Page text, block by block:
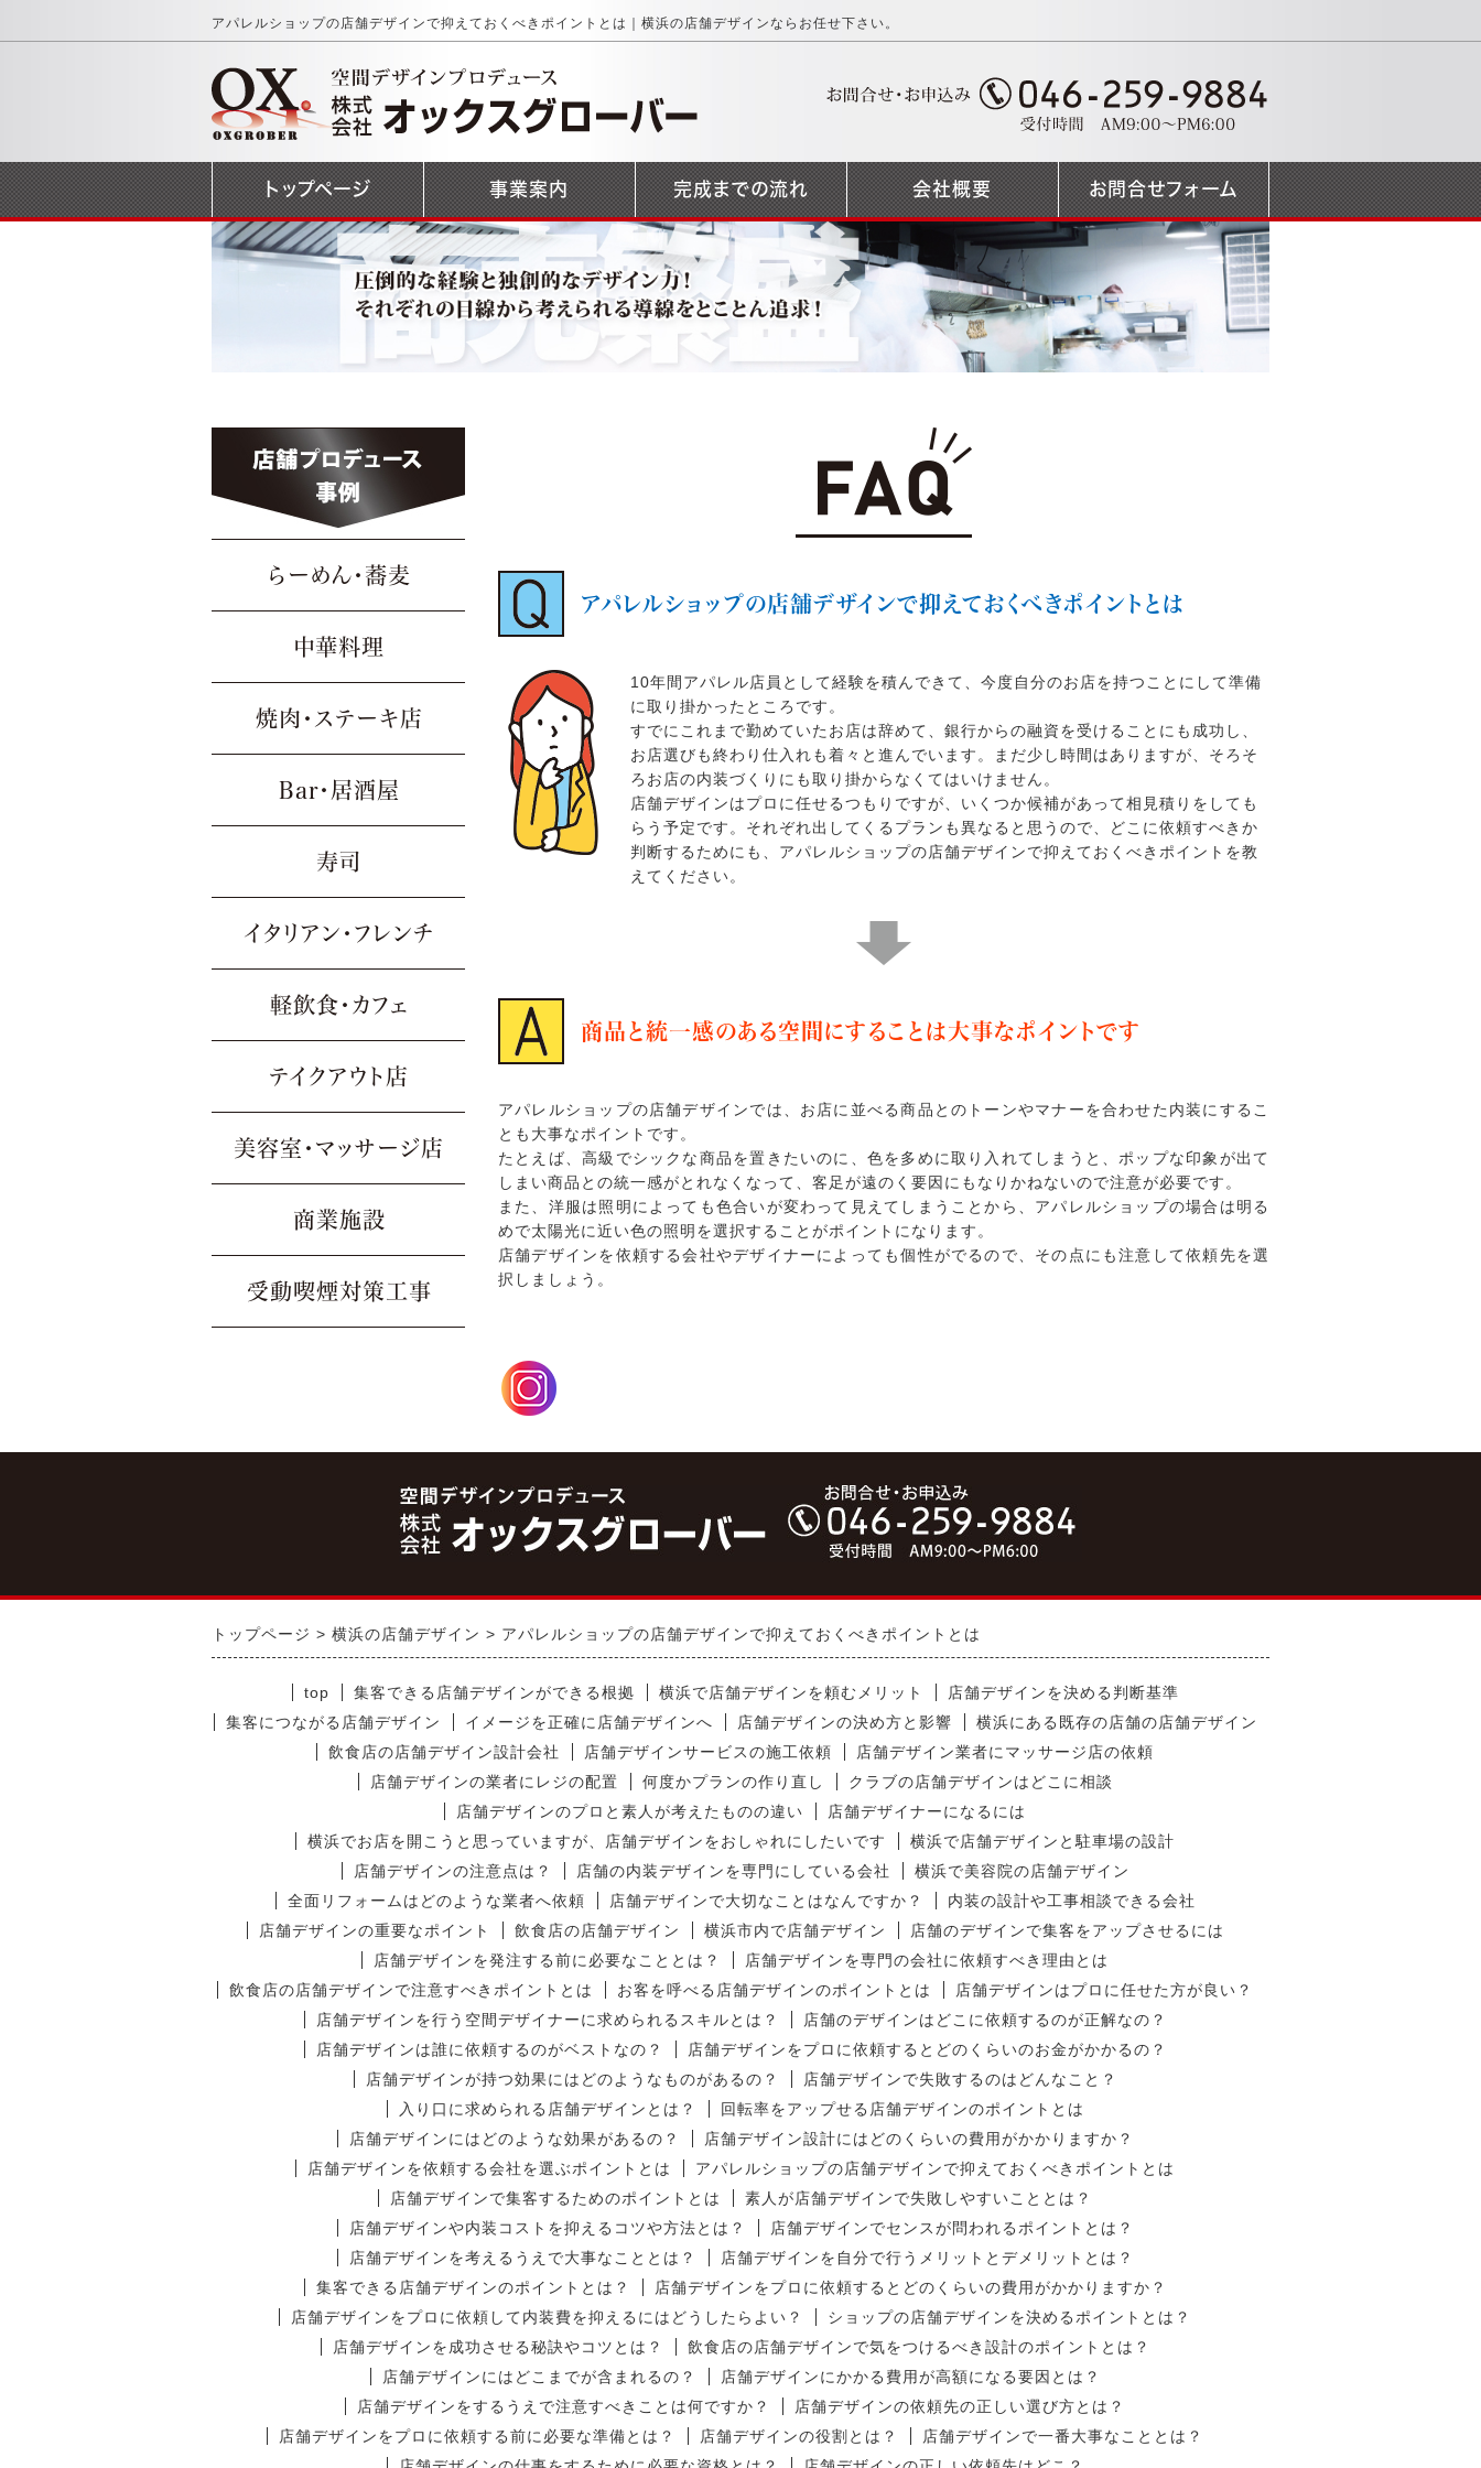
アパレルショップの店舗デザインで抑えておくべきポイントとは｜横浜の店舗デザインならお任せ下さい。
トップページ 事業案内 完成までの流れ 会社概要 お問合せフォーム
らーめん・蕎麦
中華料理
焼肉・ステーキ店
Bar・居酒屋
寿司
イタリアン・フレンチ
軽飲食・カフェ
テイクアウト店
美容室・マッサージ店
商業施設
受動喫煙対策工事
アパレルショップの店舗デザインで抑えておくべきポイントとは
10年間アパレル店員として経験を積んできて、今度自分のお店を持つことにして準備
に取り掛かったところです。
すでにこれまで勤めていたお店は辞めて、銀行からの融資を受けることにも成功し、
お店選びも終わり仕入れも着々と進んでいます。まだ少し時間はありますが、そろそ
ろお店の内装づくりにも取り掛からなくてはいけません。
店舗デザインはプロに任せるつもりですが、いくつか候補があって相見積りをしても
らう予定です。それぞれ出してくるプランも異なると思うので、どこに依頼すべきか
判断するためにも、アパレルショップの店舗デザインで抑えておくべきポイントを教
えてください。
商品と統一感のある空間にすることは大事なポイントです
アパレルショップの店舗デザインでは、お店に並べる商品とのトーンやマナーを合わせた内装にするこ
とも大事なポイントです。
たとえば、高級でシックな商品を置きたいのに、色を多めに取り入れてしまうと、ポップな印象が出て
しまい商品との統一感がとれなくなって、客足が遠のく要因にもなりかねないので注意が必要です。
また、洋服は照明によっても色合いが変わって見えてしまうことから、アパレルショップの場合は明る
めで太陽光に近い色の照明を選択することがポイントになります。
店舗デザインを依頼する会社やデザイナーによっても個性がでるので、その点にも注意して依頼先を選
択しましょう。
トップページ 横浜の店舗デザイン アパレルショップの店舗デザインで抑えておくべきポイントとは
top 集客できる店舗デザインができる根拠 横浜で店舗デザインを頼むメリット
店舗デザインを決める判断基準
集客につながる店舗デザイン
イメージを正確に店舗デザインへ 店舗デザインの決め方と影響
横浜にある既存の店舗の店舗デザイン
飲食店の店舗デザイン設計会社
店舗デザインサービスの施工依頼
店舗デザイン業者にマッサージ店の依頼
店舗デザインの業者にレジの配置
何度かプランの作り直し
クラブの店舗デザインはどこに相談
店舗デザインのプロと素人が考えたものの違い
店舗デザイナーになるには
横浜でお店を開こうと思っていますが、店舗デザインをおしゃれにしたいです
横浜で店舗デザインと駐車場の設計
店舗デザインの注意点は？
店舗の内装デザインを専門にしている会社
横浜で美容院の店舗デザイン
全面リフォームはどのような業者へ依頼
店舗デザインで大切なことはなんですか？
内装の設計や工事相談できる会社
店舗デザインの重要なポイント
飲食店の店舗デザイン 横浜市内で店舗デザイン
店舗のデザインで集客をアップさせるには
店舗デザインを発注する前に必要なこととは？
店舗デザインを専門の会社に依頼すべき理由とは
飲食店の店舗デザインで注意すべきポイントとは
お客を呼べる店舗デザインのポイントとは
店舗デザインはプロに任せた方が良い？
店舗デザインを行う空間デザイナーに求められるスキルとは？
店舗のデザインはどこに依頼するのが正解なの？
店舗デザインは誰に依頼するのがベストなの？
店舗デザインをプロに依頼するとどのくらいのお金がかかるの？
店舗デザインが持つ効果にはどのようなものがあるの？
店舗デザインで失敗するのはどんなこと？
入り口に求められる店舗デザインとは？
回転率をアップせる店舗デザインのポイントとは
店舗デザインにはどのような効果があるの？
店舗デザイン設計にはどのくらいの費用がかかりますか？
店舗デザインを依頼する会社を選ぶポイントとは
アパレルショップの店舗デザインで抑えておくべきポイントとは
店舗デザインで集客するためのポイントとは
素人が店舗デザインで失敗しやすいこととは？
店舗デザインや内装コストを抑えるコツや方法とは？
店舗デザインでセンスが問われるポイントとは？
店舗デザインを考えるうえで大事なこととは？
店舗デザインを自分で行うメリットとデメリットとは？
集客できる店舗デザインのポイントとは？
店舗デザインをプロに依頼するとどのくらいの費用がかかりますか？
店舗デザインをプロに依頼して内装費を抑えるにはどうしたらよい？
ショップの店舗デザインを決めるポイントとは？
店舗デザインを成功させる秘訣やコツとは？
飲食店の店舗デザインで気をつけるべき設計のポイントとは？
店舗デザインにはどこまでが含まれるの？
店舗デザインにかかる費用が高額になる要因とは？
店舗デザインをするうえで注意すべきことは何ですか？
店舗デザインの依頼先の正しい選び方とは？
店舗デザインをプロに依頼する前に必要な準備とは？
店舗デザインの役割とは？
店舗デザインで一番大事なこととは？